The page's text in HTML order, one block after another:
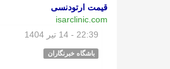
قیمت ارتودنسی
isarclinic.com
22:39 - 14 تیر 1404
باشگاه خبرنگاران